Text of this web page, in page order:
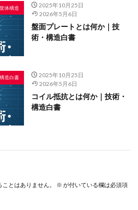
体構造
2025年10月25日
2026年5月6日
盤面プレートとは何か｜技
術・構造白書
造白書
2025年10月25日
2026年5月6日
コイル抵抗とは何か｜技術・
構造白書
とはありません。 ※ が付いている欄は必須項